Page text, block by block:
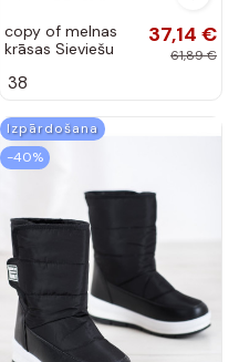
copy of melnas
krāsas Sieviešu
STAR KK274614
37,14 €
61,89 €
38
Izpārdošana
-40%